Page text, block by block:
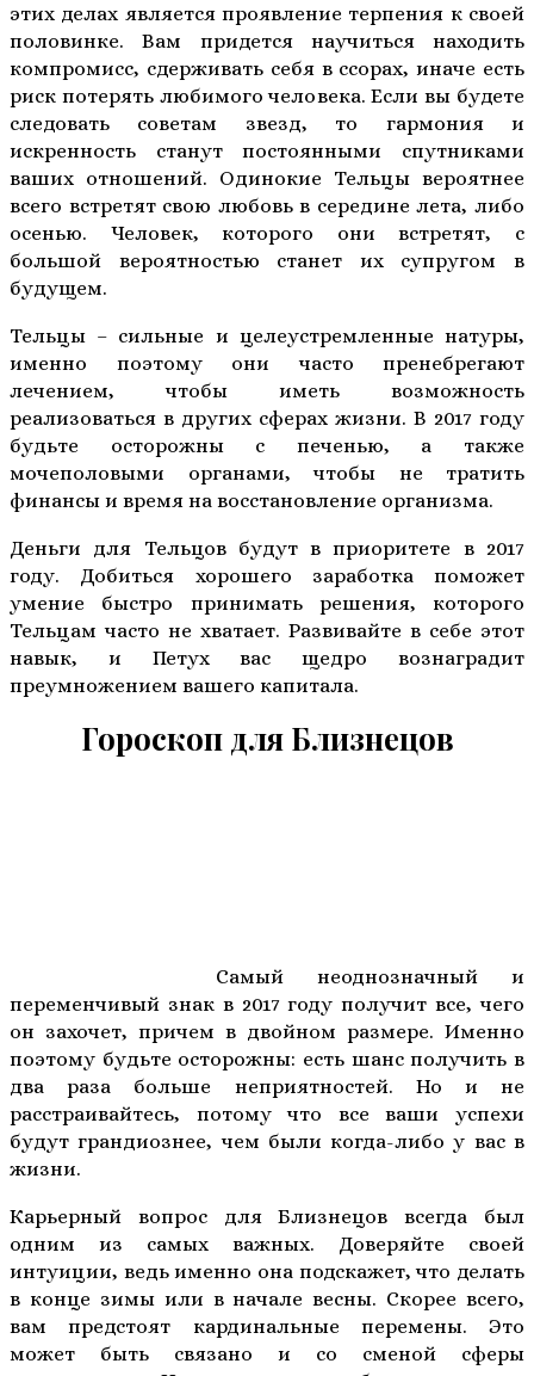
этих делах является проявление терпения к своей
половинке. Вам придется научиться находить
компромисс, сдерживать себя в ссорах, иначе есть
риск потерять любимого человека. Если вы будете
следовать советам звезд, то гармония и
искренность станут постоянными спутниками
ваших отношений. Одинокие Тельцы вероятнее
всего встретят свою любовь в середине лета, либо
осенью. Человек, которого они встретят, с
большой вероятностью станет их супругом в
будущем.
Тельцы – сильные и целеустремленные натуры,
именно поэтому они часто пренебрегают
лечением, чтобы иметь возможность
реализоваться в других сферах жизни. В 2017 году
будьте осторожны с печенью, а также
мочеполовыми органами, чтобы не тратить
финансы и время на восстановление организма.
Деньги для Тельцов будут в приоритете в 2017
году. Добиться хорошего заработка поможет
умение быстро принимать решения, которого
Тельцам часто не хватает. Развивайте в себе этот
навык, и Петух вас щедро вознаградит
преумножением вашего капитала.
Гороскоп для Близнецов
Самый неоднозначный и
переменчивый знак в 2017 году получит все, чего
он захочет, причем в двойном размере. Именно
поэтому будьте осторожны: есть шанс получить в
два раза больше неприятностей. Но и не
расстраивайтесь, потому что все ваши успехи
будут грандиознее, чем были когда-либо у вас в
жизни.
Карьерный вопрос для Близнецов всегда был
одним из самых важных. Доверяйте своей
интуиции, ведь именно она подскажет, что делать
в конце зимы или в начале весны. Скорее всего,
вам предстоят кардинальные перемены. Это
может быть связано и со сменой сферы